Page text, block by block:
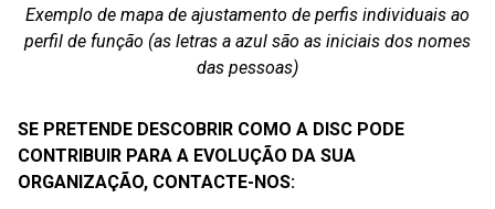
Exemplo de mapa de ajustamento de perfis individuais ao
perfil de função (as letras a azul são as iniciais dos nomes
das pessoas)
SE PRETENDE DESCOBRIR COMO A DISC PODE
CONTRIBUIR PARA A EVOLUÇÃO DA SUA
ORGANIZAÇÃO, CONTACTE-NOS: